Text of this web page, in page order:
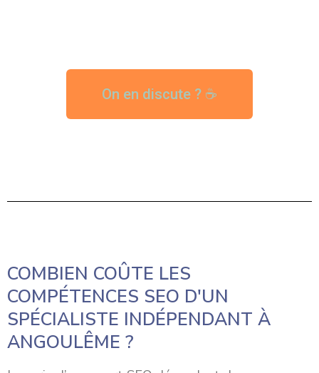
On en discute ? ☕
COMBIEN COÛTE LES
COMPÉTENCES SEO D'UN
SPÉCIALISTE INDÉPENDANT À
ANGOULÊME ?